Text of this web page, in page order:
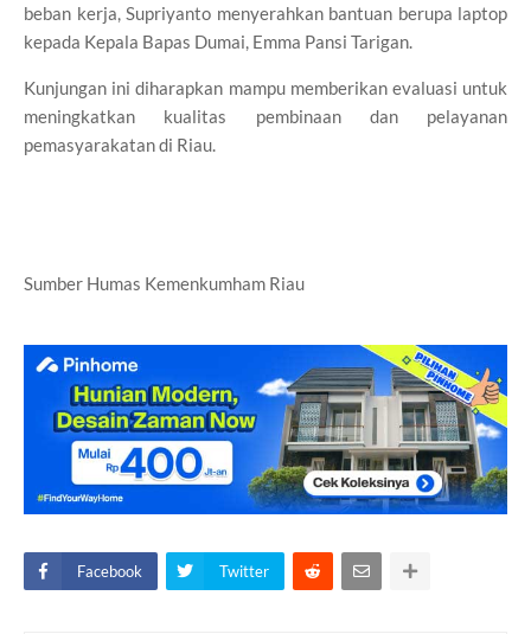
beban kerja, Supriyanto menyerahkan bantuan berupa laptop
kepada Kepala Bapas Dumai, Emma Pansi Tarigan.
Kunjungan ini diharapkan mampu memberikan evaluasi untuk
meningkatkan kualitas pembinaan dan pelayanan
pemasyarakatan di Riau.
Sumber Humas Kemenkumham Riau
Facebook Twitter